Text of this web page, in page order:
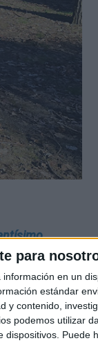
para
en un
estándar
y contenido,
podemos utilizar
Puede
ciudadanía
existente
de
etapas, con
Bandera.